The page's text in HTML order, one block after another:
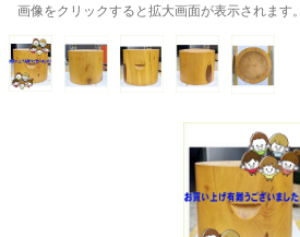
画像をクリックすると拡大画面が表示されます。